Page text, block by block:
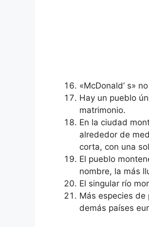
«McDonald’ s»
Hay un pueblo
matrimonio.
En la ciudad
alrededor de
corta, con una
El pueblo
nombre, la más
El singular río
Más especies
demás países